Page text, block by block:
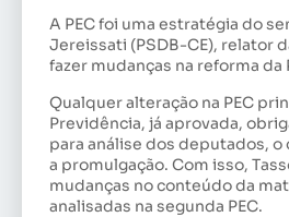
A PEC foi uma estratégia do
Jereissati (PSDB-CE), relator
fazer mudanças na reforma da
Qualquer alteração na PEC
Previdência, já aprovada,
para análise dos deputados,
a promulgação. Com isso,
mudanças no conteúdo da
analisadas na segunda PEC.